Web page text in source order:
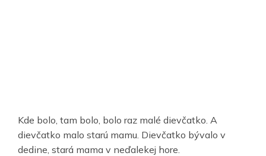
Kde bolo, tam bolo, bolo raz malé dievčatko. A
dievčatko malo starú mamu. Dievčatko bývalo v
dedine, stará mama v neďalekej hore.